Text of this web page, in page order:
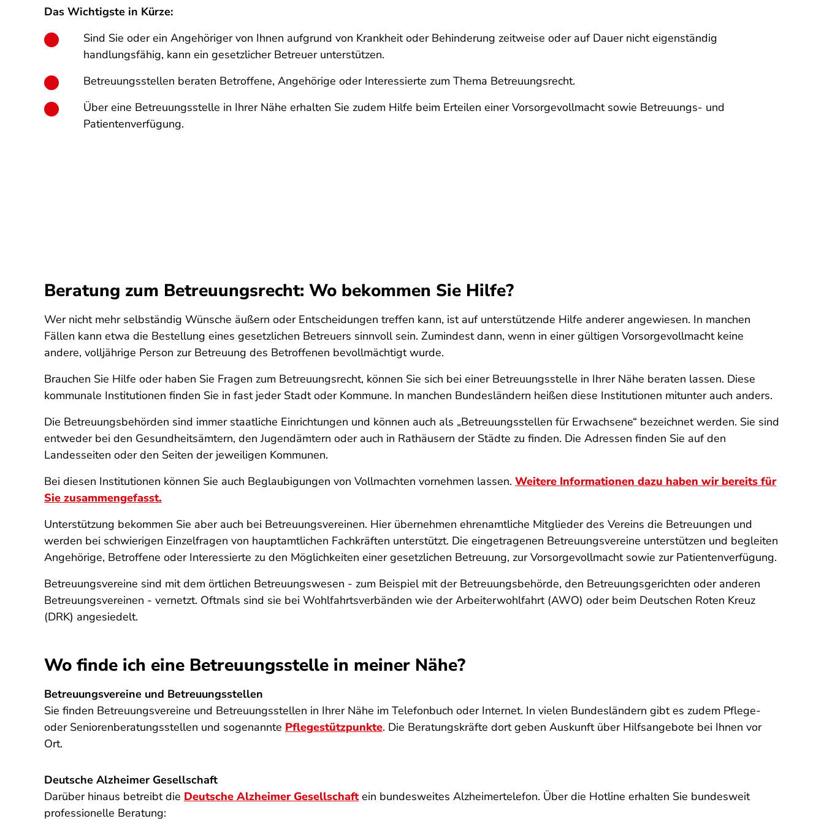
Das Wichtigste in Kürze:
Sind Sie oder ein Angehöriger von Ihnen aufgrund von Krankheit oder Behinderung zeitweise oder auf Dauer nicht eigenständig
handlungsfähig, kann ein gesetzlicher Betreuer unterstützen.
Betreuungsstellen beraten Betroffene, Angehörige oder Interessierte zum Thema Betreuungsrecht.
Über eine Betreuungsstelle in Ihrer Nähe erhalten Sie zudem Hilfe beim Erteilen einer Vorsorgevollmacht sowie Betreuungs- und
Patientenverfügung.
Beratung zum Betreuungsrecht: Wo bekommen Sie Hilfe?
Wer nicht mehr selbständig Wünsche äußern oder Entscheidungen treffen kann, ist auf unterstützende Hilfe anderer angewiesen. In manchen
Fällen kann etwa die Bestellung eines gesetzlichen Betreuers sinnvoll sein. Zumindest dann, wenn in einer gültigen Vorsorgevollmacht keine
andere, volljährige Person zur Betreuung des Betroffenen bevollmächtigt wurde.
Brauchen Sie Hilfe oder haben Sie Fragen zum Betreuungsrecht, können Sie sich bei einer Betreuungsstelle in Ihrer Nähe beraten lassen. Diese
kommunale Institutionen finden Sie in fast jeder Stadt oder Kommune. In manchen Bundesländern heißen diese Institutionen mitunter auch anders.
Die Betreuungsbehörden sind immer staatliche Einrichtungen und können auch als „Betreuungsstellen für Erwachsene“ bezeichnet werden. Sie sind
entweder bei den Gesundheitsämtern, den Jugendämtern oder auch in Rathäusern der Städte zu finden. Die Adressen finden Sie auf den
Landesseiten oder den Seiten der jeweiligen Kommunen.
Bei diesen Institutionen können Sie auch Beglaubigungen von Vollmachten vornehmen lassen. Weitere Informationen dazu haben wir bereits für
Sie zusammengefasst.
Unterstützung bekommen Sie aber auch bei Betreuungsvereinen. Hier übernehmen ehrenamtliche Mitglieder des Vereins die Betreuungen und
werden bei schwierigen Einzelfragen von hauptamtlichen Fachkräften unterstützt. Die eingetragenen Betreuungsvereine unterstützen und begleiten
Angehörige, Betroffene oder Interessierte zu den Möglichkeiten einer gesetzlichen Betreuung, zur Vorsorgevollmacht sowie zur Patientenverfügung.
Betreuungsvereine sind mit dem örtlichen Betreuungswesen - zum Beispiel mit der Betreuungsbehörde, den Betreuungsgerichten oder anderen
Betreuungsvereinen - vernetzt. Oftmals sind sie bei Wohlfahrtsverbänden wie der Arbeiterwohlfahrt (AWO) oder beim Deutschen Roten Kreuz
(DRK) angesiedelt.
Wo finde ich eine Betreuungsstelle in meiner Nähe?
Betreuungsvereine und Betreuungsstellen
Sie finden Betreuungsvereine und Betreuungsstellen in Ihrer Nähe im Telefonbuch oder Internet. In vielen Bundesländern gibt es zudem Pflege-
oder Seniorenberatungsstellen und sogenannte Pflegestützpunkte. Die Beratungskräfte dort geben Auskunft über Hilfsangebote bei Ihnen vor
Ort.
Deutsche Alzheimer Gesellschaft
Darüber hinaus betreibt die Deutsche Alzheimer Gesellschaftein bundesweites Alzheimertelefon. Über die Hotline erhalten Sie bundesweit
professionelle Beratung: